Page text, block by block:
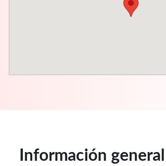
Información